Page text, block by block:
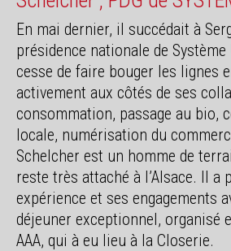
En mai dernier, il succédait à
présidence nationale de Système
cesse de faire bouger les lignes
activement aux côtés de ses
consommation, passage au bio,
locale, numérisation du
Schelcher est un homme de
reste très attaché à l’Alsace. Il a
expérience et ses engagements
déjeuner exceptionnel, organisé
AAA, qui à eu lieu à la Closerie.